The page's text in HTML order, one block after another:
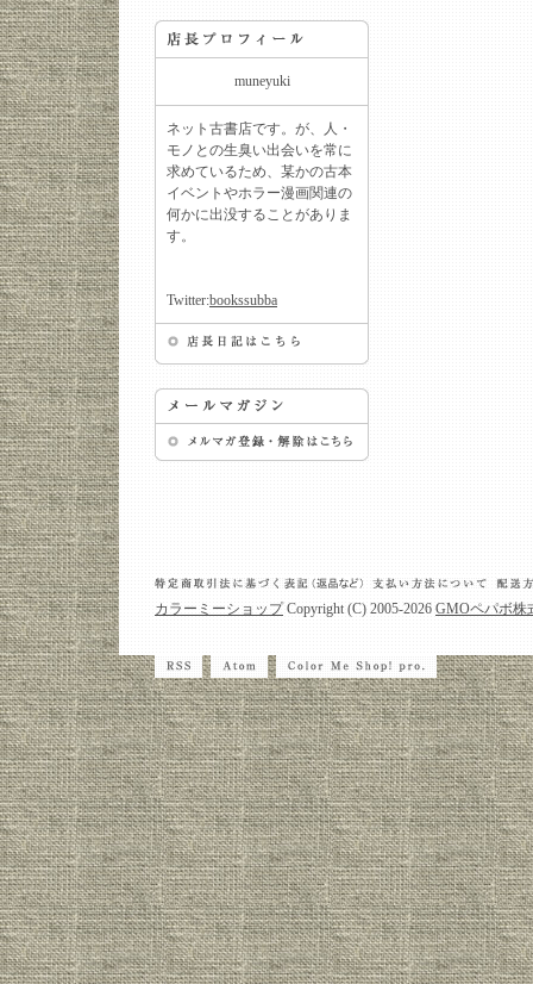
muneyuki
ネット古書店です。が、人・
モノとの生臭い出会いを常に
求めているため、某かの古本
イベントやホラー漫画関連の
何かに出没することがありま
す。
Twitter:bookssubba
カラーミーショップCopyright (C) 2005-2026 GMOペパボ株